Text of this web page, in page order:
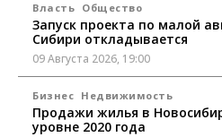
Власть Общество
Запуск проекта по малой
Сибири откладывается
09 Августа 2026, 19:00
Бизнес Недвижимость
Продажи жилья в
уровне 2020 года